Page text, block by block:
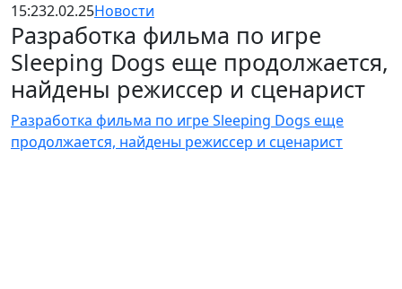
15:232.02.25Новости
Разработка фильма по игре
Sleeping Dogs еще продолжается,
найдены режиссер и сценарист
Разработка фильма по игре Sleeping Dogs еще
продолжается, найдены режиссер и сценарист